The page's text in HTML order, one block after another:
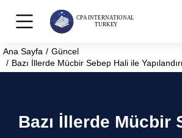
You are here:
Ana Sayfa
Güncel
Bazı İllerde Mücbir Sebep Hali ile
Bazı İllerde Mücbir